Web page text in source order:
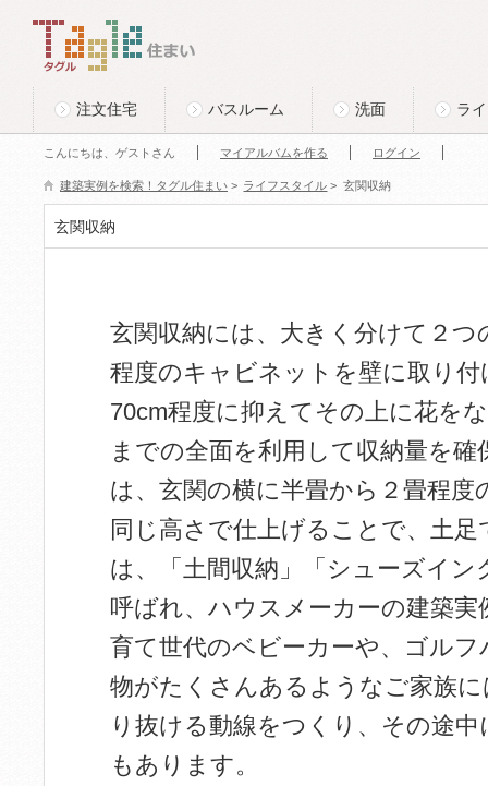
Tagle タグル 住まい
注文住宅 バスルーム 洗面 ラ
こんにちは、ゲストさん マイアルバムを作る ログイン
建築実例を検索！タグル住まい > ライフスタイル > 玄関収納
玄関収納
玄関収納には、大きく分けて２
程度のキャビネットを壁に取り
70cm程度に抑えてその上に花を
までの全面を利用して収納量を
は、玄関の横に半畳から２畳程
同じ高さで仕上げることで、土
は、「土間収納」「シューズイ
呼ばれ、ハウスメーカーの建築
育て世代のベビーカーや、ゴル
物がたくさんあるようなご家族
り抜ける動線をつくり、その途
もあります。